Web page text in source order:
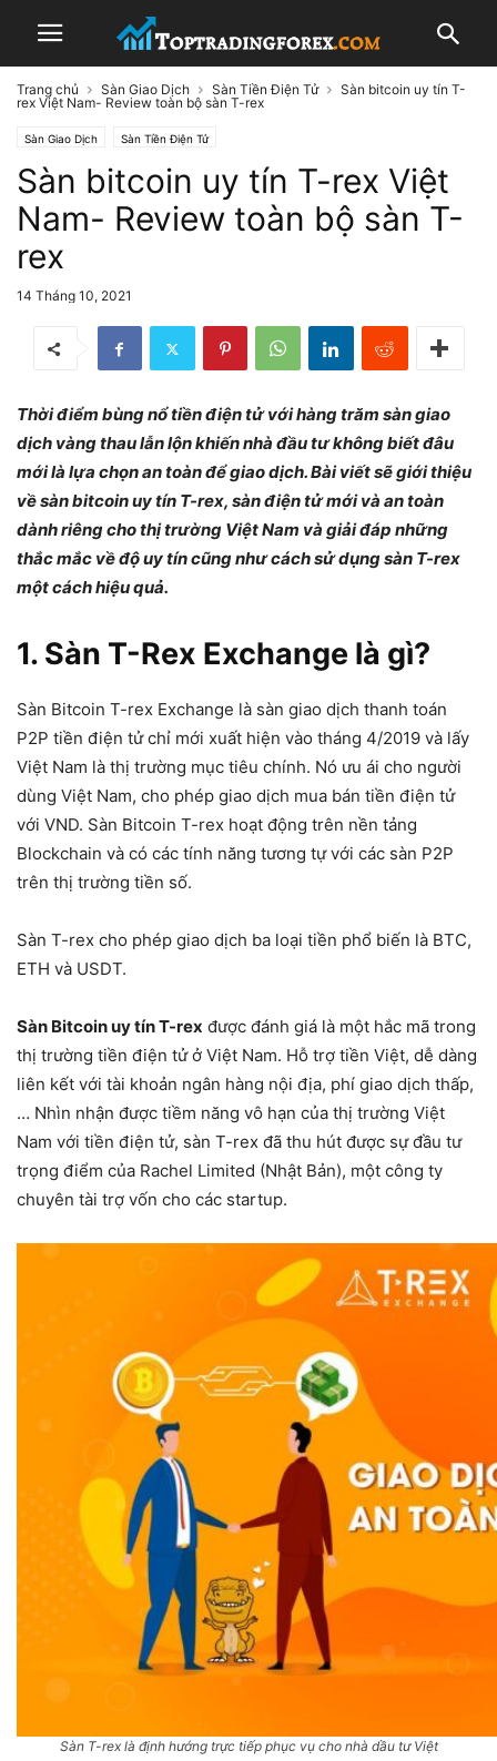
Trang chủ Sàn Giao Dịch Sàn Tiền Điện Tử
Sàn bitcoin uy tín T-
rex Việt Nam- Review toàn bộ sàn T-rex
Sàn Giao Dịch Sàn Tiền Điện Tử
Sàn bitcoin uy tín T-rex Việt
Nam- Review toàn bộ sàn T-
rex
14 Tháng 10, 2021
Thời điểm bùng nổ tiền điện tử với hàng trăm sàn giao
dịch vàng thau lẫn lộn khiến nhà đầu tư không biết đâu
mới là lựa chọn an toàn để giao dịch. Bài viết sẽ giới thiệu
về sàn bitcoin uy tín T-rex, sàn điện tử mới và an toàn
dành riêng cho thị trường Việt Nam và giải đáp những
thắc mắc về độ uy tín cũng như cách sử dụng sàn T-rex
một cách hiệu quả.
1. Sàn T-Rex Exchange là gì?
Sàn Bitcoin T-rex Exchange là sàn giao dịch thanh toán
P2P tiền điện tử chỉ mới xuất hiện vào tháng 4/2019 và lấy
Việt Nam là thị trường mục tiêu chính. Nó ưu ái cho người
dùng Việt Nam, cho phép giao dịch mua bán tiền điện tử
với VND. Sàn Bitcoin T-rex hoạt động trên nền tảng
Blockchain và có các tính năng tương tự với các sàn P2P
trên thị trường tiền số.
Sàn T-rex cho phép giao dịch ba loại tiền phổ biến là BTC,
ETH và USDT.
Sàn Bitcoin uy tín T-rex được đánh giá là một hắc mã trong
thị trường tiền điện tử ở Việt Nam. Hỗ trợ tiền Việt, dễ dàng
liên kết với tài khoản ngân hàng nội địa, phí giao dịch thấp,
… Nhìn nhận được tiềm năng vô hạn của thị trường Việt
Nam với tiền điện tử, sàn T-rex đã thu hút được sự đầu tư
trọng điểm của Rachel Limited (Nhật Bản), một công ty
chuyên tài trợ vốn cho các startup.
Sàn T-rex là định hướng trực tiếp phục vụ cho nhà dầu tư Việt